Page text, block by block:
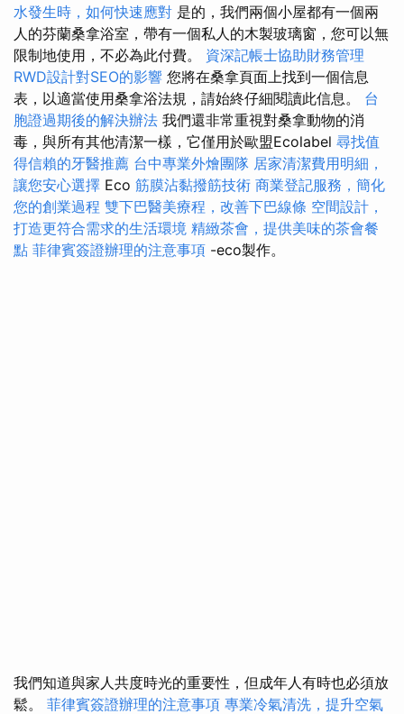
水發生時，如何快速應對 是的，我們兩個小屋都有一個兩
人的芬蘭桑拿浴室，帶有一個私人的木製玻璃窗，您可以無
限制地使用，不必為此付費。 資深記帳士協助財務管理
RWD設計對SEO的影響 您將在桑拿頁面上找到一個信息
表，以適當使用桑拿浴法規，請始終仔細閱讀此信息。 台
胞證過期後的解決辦法 我們還非常重視對桑拿動物的消
毒，與所有其他清潔一樣，它僅用於歐盟Ecolabel 尋找值
得信賴的牙醫推薦 台中專業外燴團隊 居家清潔費用明細，
讓您安心選擇 Eco 筋膜沾黏撥筋技術 商業登記服務，簡化
您的創業過程 雙下巴醫美療程，改善下巴線條 空間設計，
打造更符合需求的生活環境 精緻茶會，提供美味的茶會餐
點 菲律賓簽證辦理的注意事項 -eco製作。
我們知道與家人共度時光的重要性，但成年人有時也必須放
鬆。 菲律賓簽證辦理的注意事項 專業冷氣清洗，提升空氣